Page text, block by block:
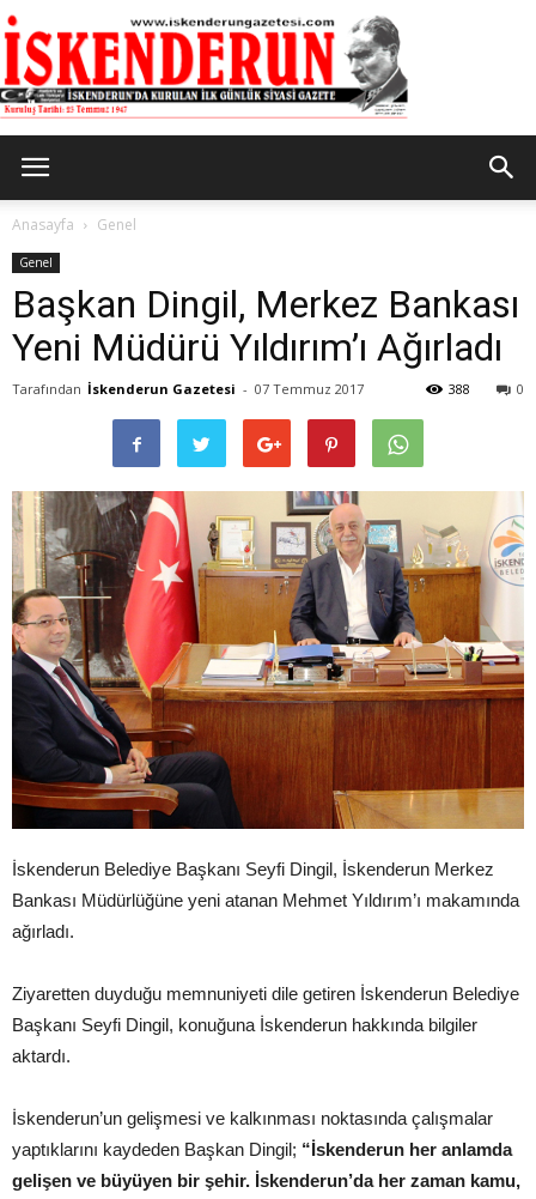
Gazetesi
Anasayfa Genel
Genel
Başkan Dingil, Merkez Bankası
Yeni Müdürü Yıldırım’ı Ağırladı
Tarafından İskenderun Gazetesi - 07 Temmuz 2017 0
388
İskenderun Belediye Başkanı Seyfi Dingil, İskenderun Merkez
Bankası Müdürlüğüne yeni atanan Mehmet Yıldırım’ı makamında
ağırladı.
Ziyaretten duyduğu memnuniyeti dile getiren İskenderun Belediye
Başkanı Seyfi Dingil, konuğuna İskenderun hakkında bilgiler
aktardı.
İskenderun’un gelişmesi ve kalkınması noktasında çalışmalar
yaptıklarını kaydeden Başkan Dingil; “İskenderun her anlamda
gelişen ve büyüyen bir şehir. İskenderun’da her zaman kamu,